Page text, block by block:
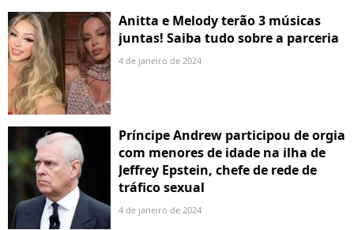
Anitta e Melody terão 3 músicas
juntas! Saiba tudo sobre a parceria
4 de janeiro de 2024
Príncipe Andrew participou de orgia
com menores de idade na ilha de
Jeffrey Epstein, chefe de rede de
tráfico sexual
4 de janeiro de 2024